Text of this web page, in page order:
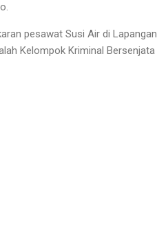
pesawat Susi Air di
Kelompok Kriminal Bersenjata